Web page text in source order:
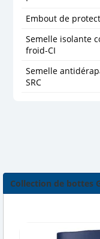
Embout de
Semelle isolante
froid-CI
Semelle
SRC
Collection de bottes